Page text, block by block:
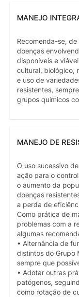
MANEJO
Recomenda-se,
doenças
disponíveis e
cultural, biológico,
e uso de
resistentes,
grupos químicos
MANEJO DE
O uso sucessivo
ação para o
o aumento da
doenças
a perda de
Como prática de
problemas com a
algumas
• Alternância de
distintos do Grupo
sempre que
• Adotar outras
patógenos,
como rotação de